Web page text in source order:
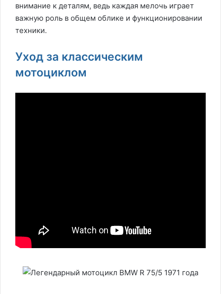
внимание к деталям, ведь каждая мелочь играет
важную роль в общем облике и функционировании
техники.
Уход за классическим
мотоциклом